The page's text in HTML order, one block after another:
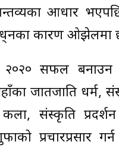
आधार
कारण ओझेलमा
सफल बनाउन
जातजाति धर्म,
संस्कृति
प्रचारप्रसार